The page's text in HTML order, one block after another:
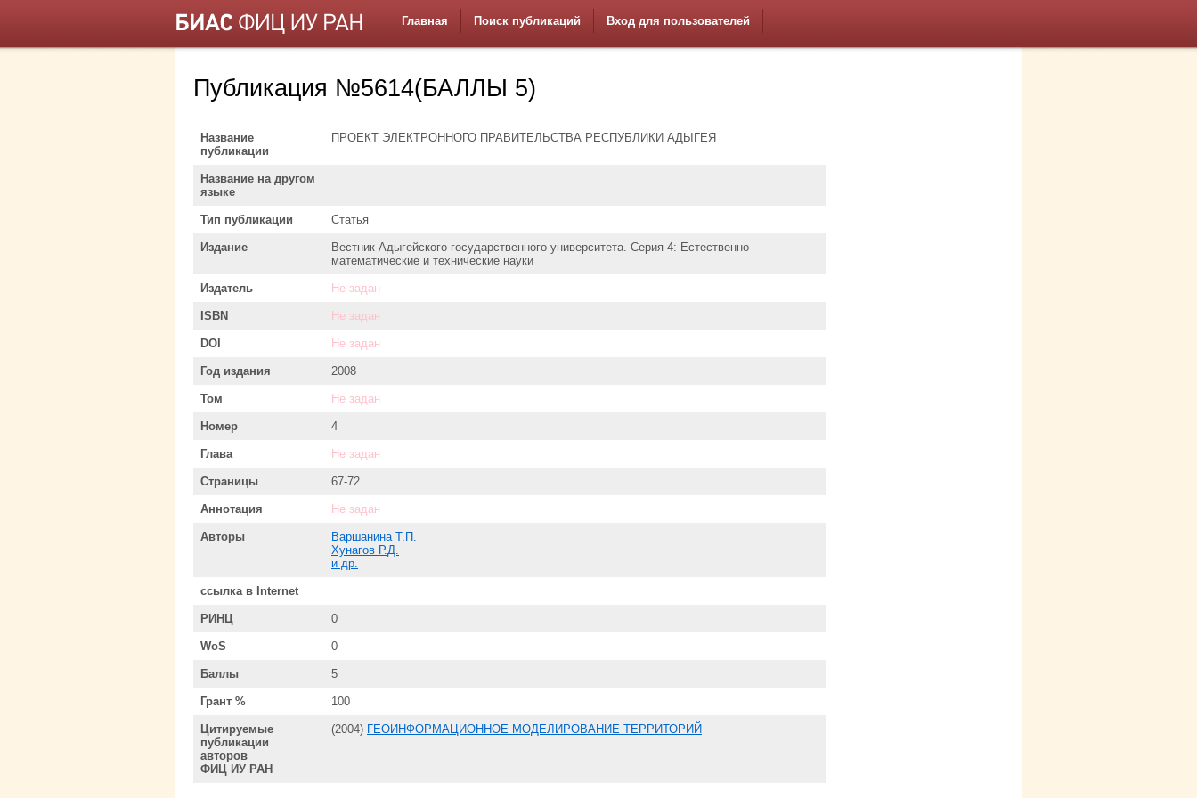
Главная Поиск публикаций Вход для пользователей
Публикация №5614(БАЛЛЫ 5)
Название
публикации
ПРОЕКТ ЭЛЕКТРОННОГО ПРАВИТЕЛЬСТВА РЕСПУБЛИКИ АДЫГЕЯ
Название на другом
языке
Тип публикации Статья
Издание
Вестник Адыгейского государственного университета. Серия 4: Естественно-
математические и технические науки
Издатель Не задан
ISBN Не задан
DOI Не задан
Год издания 2008
Том Не задан
Номер 4
Глава Не задан
Страницы 67-72
Аннотация Не задан
Авторы
Варшанина Т.П.
Хунагов Р.Д.
и др.
ссылка в Internet
РИНЦ 0
WoS 0
Баллы 5
Грант % 100
Цитируемые
публикации
авторов
ФИЦ ИУ РАН
(2004) ГЕОИНФОРМАЦИОННОЕ МОДЕЛИРОВАНИЕ ТЕРРИТОРИЙ